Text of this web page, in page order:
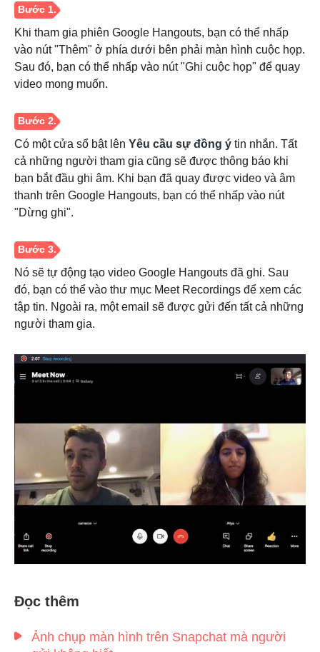
Bước 1.
Khi tham gia phiên Google Hangouts, bạn có thể nhấp
vào nút "Thêm" ở phía dưới bên phải màn hình cuộc họp.
Sau đó, bạn có thể nhấp vào nút "Ghi cuộc họp" để quay
video mong muốn.
Có một cửa sổ bật lên Yêu cầu sự đồng ý tin nhắn. Tất
cả những người tham gia cũng sẽ được thông báo khi
bạn bắt đầu ghi âm. Khi bạn đã quay được video và âm
thanh trên Google Hangouts, bạn có thể nhấp vào nút
"Dừng ghi".
Nó sẽ tự động tạo video Google Hangouts đã ghi. Sau
đó, bạn có thể vào thư mục Meet Recordings để xem các
tập tin. Ngoài ra, một email sẽ được gửi đến tất cả những
người tham gia.
Đọc thêm
Ảnh chụp màn hình trên Snapchat mà người